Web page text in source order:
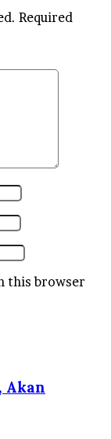
Required
this browser
Akan